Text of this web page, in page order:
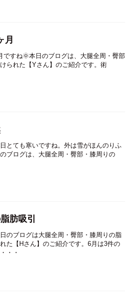
月
ですね🌞本日のブログは、大腿全周・臀部
られた【Yさん】のご紹介です。術
とても寒いですね。外は雪がほんのりふ
ブログは、大腿全周・臀部・膝周りの
肪吸引
のブログは大腿全周・臀部・膝周りの脂
た【Hさん】のご紹介です。6月は3件の
・・